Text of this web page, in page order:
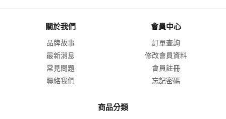
關於我們
品牌故事
最新消息
常見問題
聯絡我們
會員中心
訂單查詢
修改會員資料
會員註冊
忘記密碼
商品分類